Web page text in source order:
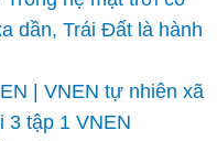
dần, Trái Đất là hành
| VNEN tự nhiên xã
3 tập 1 VNEN